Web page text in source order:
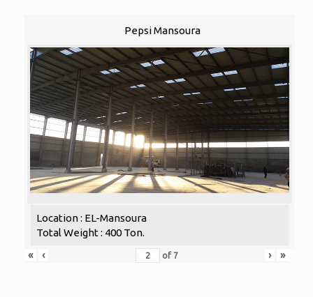
Pepsi Mansoura
Location : EL-Mansoura
Total Weight : 400 Ton.
«
‹ of 7 › »